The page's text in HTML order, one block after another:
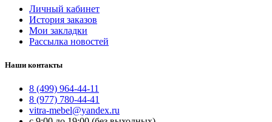
Личный кабинет
История заказов
Мои закладки
Рассылка новостей
Наши контакты
8 (499) 964-44-11
8 (977) 780-44-41
vitra-mebel@yandex.ru